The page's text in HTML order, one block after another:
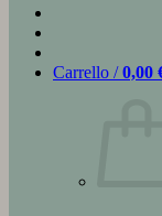
Carrello /0,00